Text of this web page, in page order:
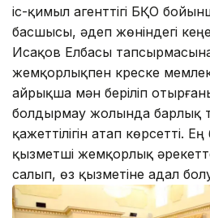
іс-қимыл агенттігі БҚО
басшысы, әдеп жөніндегі
Исақов Елбасы
жемқорлықпен күреске
айрықша мән беріліп
болдырмау жолында барлық
қажеттілігін атап көрсетті.
қызметші жемқорлық
салып, өз қызметіне адал